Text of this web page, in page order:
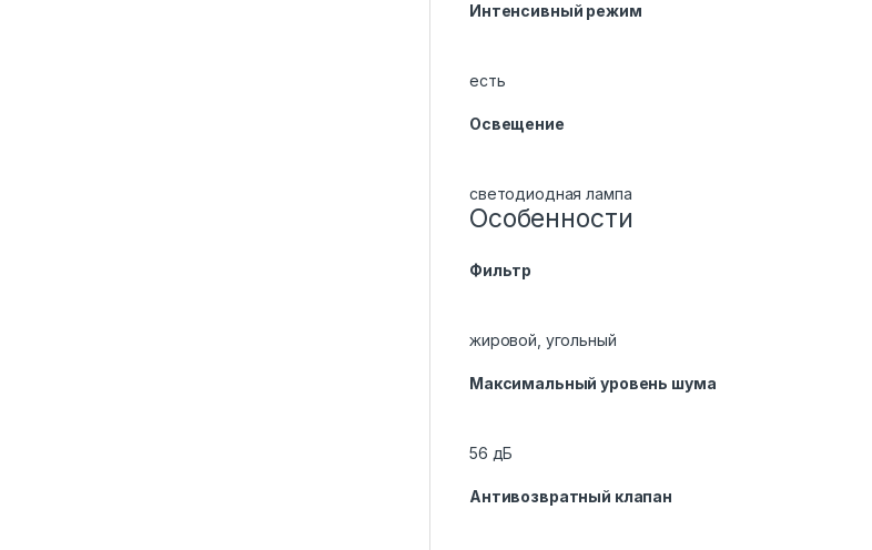
Интенсивный режим
есть
Освещение
светодиодная лампа
Особенности
Фильтр
жировой, угольный
Максимальный уровень шума
56 дБ
Антивозвратный клапан